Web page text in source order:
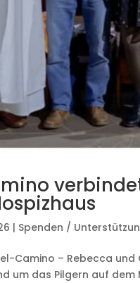
| Spenden /
Camino – Rebecca und
um das Pilgern auf